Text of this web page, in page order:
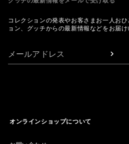
コレクションの発表やお客さまお一人お
ョン、グッチからの最新情報などをお届け
メールアドレス
オンラインショップについて